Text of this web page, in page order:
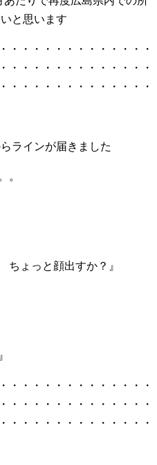
と思います
・・・・・・・・・・・・
・・・・・・・・・・・・
・・・・・・・・・・・・
ラインが届きました
。
ょっと顔出すか？』
・・・・・・・・・・・・
・・・・・・・・・・・・
・・・・・・・・・・・・